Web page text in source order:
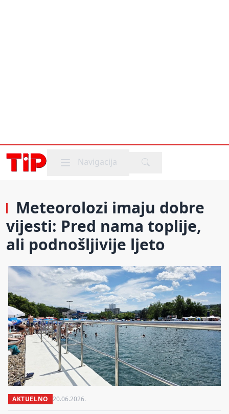
Mobile menu
Navigacija
Meteorolozi imaju dobre
vijesti: Pred nama toplije,
ali podnošljivije ljeto
AKTUELNO 20.06.2026.